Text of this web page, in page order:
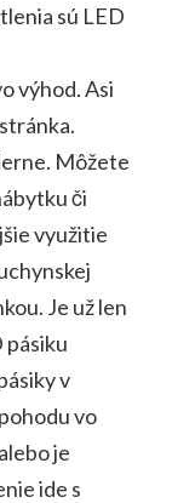
sú LED
výhod. Asi
Môžete
či
využitie
Je už len
pásiku
v
vo
je
ide s